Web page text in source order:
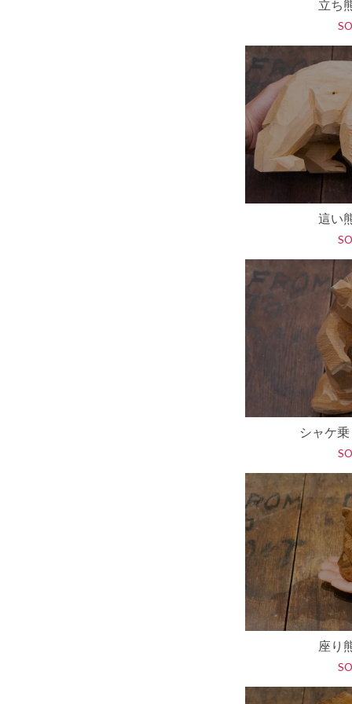
立ち
這い
シャケ
座り